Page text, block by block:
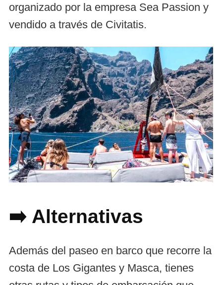
organizado por la empresa Sea Passion y
vendido a través de Civitatis.
➡️ Alternativas
Además del paseo en barco que recorre la
costa de Los Gigantes y Masca, tienes